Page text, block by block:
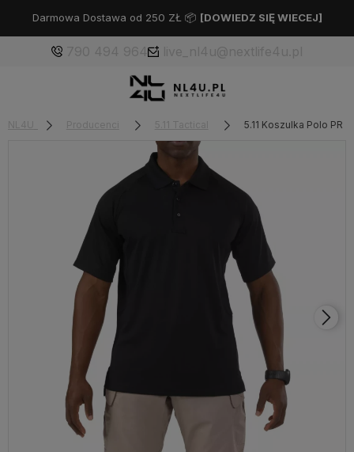
Darmowa Dostawa od 250 ZŁ 📦 [DOWIEDZ SIĘ WIECEJ]
5.11 Koszulka Polo